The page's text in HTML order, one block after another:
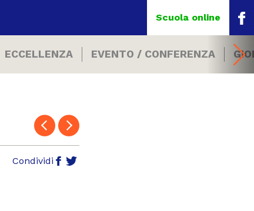
Scuola online
ECCELLENZA EVENTO / CONFERENZA
Condividi